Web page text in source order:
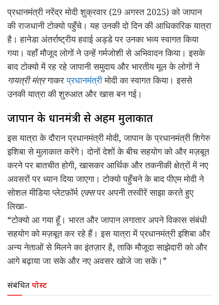
प्रधानमंत्री नरेंद्र मोदी शुक्रवार (29 अगस्त 2025) को जापान
की राजधानी टोक्यो पहुँचे। यह उनकी दो दिन की आधिकारिक यात्रा
है। हानेडा अंतर्राष्ट्रीय हवाई अड्डे पर उनका भव्य स्वागत किया
गया। वहाँ मौजूद लोगों ने उन्हें गर्मजोशी से अभिवादन किया। इसके
बाद टोक्यो में रह रहे जापानी समुदाय और भारतीय मूल के लोगों ने
गायत्री मंत्रगाकरप्रधानमंत्रीमोदी का स्वागत किया। इससे
उनकी यात्रा की शुरुआत और खास बन गई।
जापान के प्रधानमंत्री से अहम मुलाकात
इस यात्रा के दौरान प्रधानमंत्री मोदी, जापान के प्रधानमंत्री शिगेरु
इशिबा से मुलाकात करेंगे। दोनों देशों के बीच सहयोग को और मज़बूत
करने पर बातचीत होगी, खासकर आर्थिक और तकनीकी क्षेत्रों में नए
अवसरों पर ध्यान दिया जाएगा। टोक्यो पहुँचने के बाद पीएम मोदी ने
सोशल मीडिया प्लेटफ़ॉर्म एक्सपर अपनी तस्वीरें साझा करते हुए
लिखा-
“टोक्यो आ गया हूँ। भारत और जापान लगातार अपने विकास संबंधी
सहयोग को मज़बूत कर रहे हैं। इस यात्रा में प्रधानमंत्री इशिबा और
अन्य नेताओं से मिलने का इंतज़ार है, ताकि मौजूदा साझेदारी को और
आगे बढ़ाया जा सके और नए अवसर खोजे जा सकें।”
संबंधितपोस्ट